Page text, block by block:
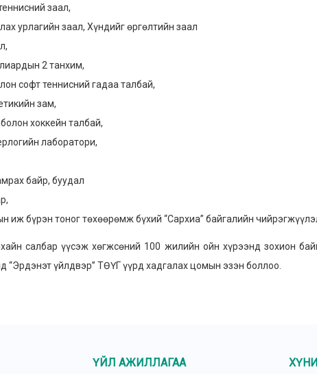
заал,
урлагийн заал, Хүндийг өргөлтийн заал
2 танхим,
софт теннисний гадаа талбай,
зам,
хоккейн талбай,
лаборатори,
байр, буудал
иж бүрэн тоног төхөөрөмж бүхий “Сархиа” байгалийн
салбар үүсэж хөгжсөний 100 жилийн ойн хүрээнд зохион
“Эрдэнэт үйлдвэр” ТӨҮГ үүрд хадгалах цомын эзэн боллоо.
ҮЙЛ АЖИЛЛАГАА